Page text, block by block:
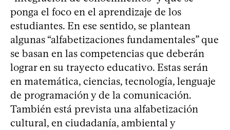
ponga el foco en el aprendizaje de los
estudiantes. En ese sentido, se plantean
algunas “alfabetizaciones fundamentales” que
se basan en las competencias que deberán
lograr en su trayecto educativo. Estas serán
en matemática, ciencias, tecnología, lenguaje
de programación y de la comunicación.
También está prevista una alfabetización
cultural, en ciudadanía, ambiental y